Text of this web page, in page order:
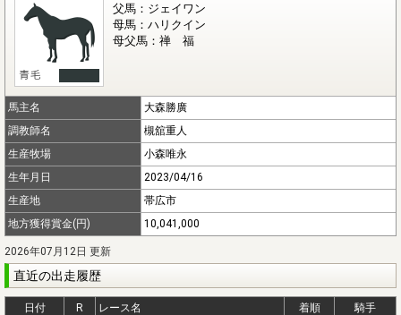
父馬：ジェイワン
母馬：ハリクイン
母父馬：禅 福
馬主名
大森勝廣
調教師名
槻舘重人
生産牧場
小森唯永
生年月日
2023/04/16
生産地
帯広市
地方獲得賞金(円)
10,041,000
2026年07月12日 更新
直近の出走履歴
日付 R レース名 着順
騎手